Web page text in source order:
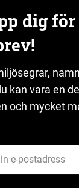
dig
kan vara en
och mycket